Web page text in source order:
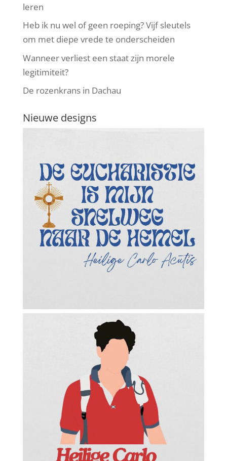
leren
Heb ik nu wel of geen roeping? Vijf sleutels
om met diepe vrede te onderscheiden
Wanneer verliest een staat zijn morele
legitimiteit?
De rozenkrans in Dachau
Nieuwe designs
Facebook